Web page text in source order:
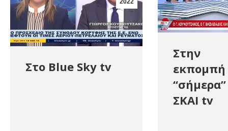
2022
Στο Blue Sky tv
Στην
εκπομπή
ΣΚΑΙ tv